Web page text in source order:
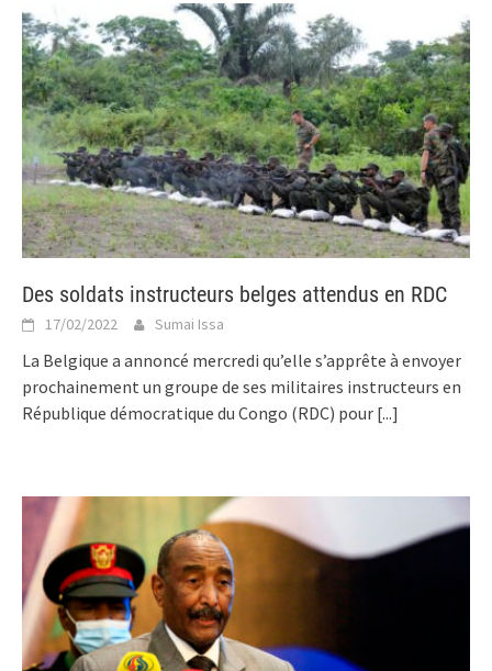
Des soldats instructeurs belges attendus en RDC
17/02/2022 Sumai Issa
La Belgique a annoncé mercredi qu’elle s’apprête à envoyer
prochainement un groupe de ses militaires instructeurs en
République démocratique du Congo (RDC) pour [...]